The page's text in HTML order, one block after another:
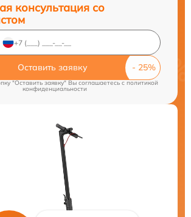
консультация со
Оставить заявку
"Оставить заявку" Вы соглашаетесь cполитикой
конфиденциальности